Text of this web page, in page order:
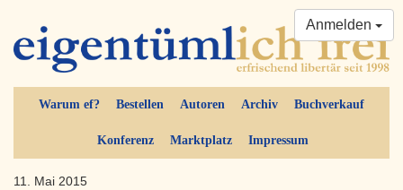
Warum ef? Bestellen Autoren Archiv Buchverkauf
Konferenz Marktplatz Impressum
Anmelden
11. Mai 2015